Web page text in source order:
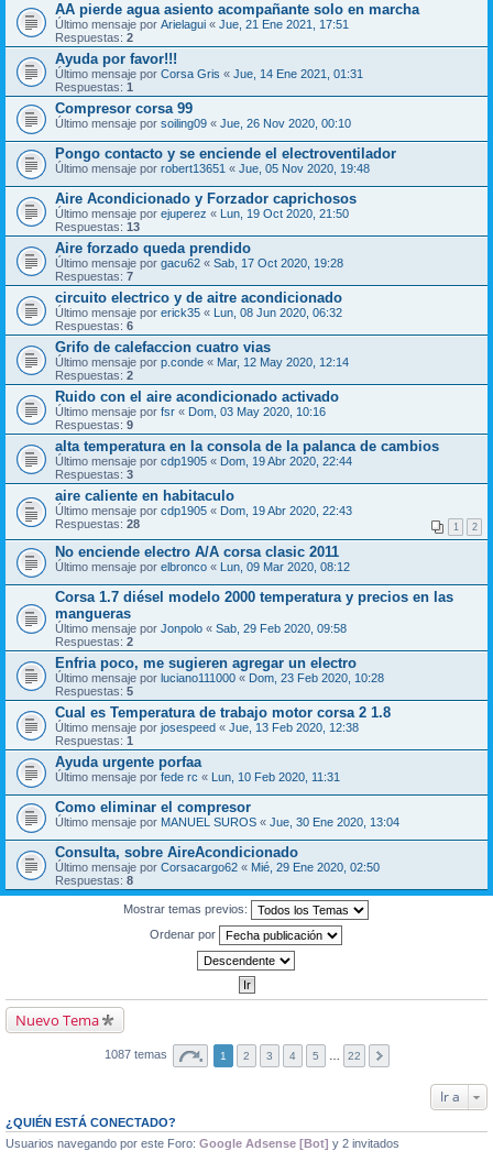
AA pierde agua asiento acompañante solo en marcha
Último mensaje por Arielagui « Jue, 21 Ene 2021, 17:51
Respuestas: 2
Ayuda por favor!!!
Último mensaje por Corsa Gris « Jue, 14 Ene 2021, 01:31
Respuestas: 1
Compresor corsa 99
Último mensaje por soiling09 « Jue, 26 Nov 2020, 00:10
Pongo contacto y se enciende el electroventilador
Último mensaje por robert13651 « Jue, 05 Nov 2020, 19:48
Aire Acondicionado y Forzador caprichosos
Último mensaje por ejuperez « Lun, 19 Oct 2020, 21:50
Respuestas: 13
Aire forzado queda prendido
Último mensaje por gacu62 « Sab, 17 Oct 2020, 19:28
Respuestas: 7
circuito electrico y de aitre acondicionado
Último mensaje por erick35 « Lun, 08 Jun 2020, 06:32
Respuestas: 6
Grifo de calefaccion cuatro vias
Último mensaje por p.conde « Mar, 12 May 2020, 12:14
Respuestas: 2
Ruido con el aire acondicionado activado
Último mensaje por fsr « Dom, 03 May 2020, 10:16
Respuestas: 9
alta temperatura en la consola de la palanca de cambios
Último mensaje por cdp1905 « Dom, 19 Abr 2020, 22:44
Respuestas: 3
aire caliente en habitaculo
Último mensaje por cdp1905 « Dom, 19 Abr 2020, 22:43
Respuestas: 28 1 2
No enciende electro A/A corsa clasic 2011
Último mensaje por elbronco « Lun, 09 Mar 2020, 08:12
Corsa 1.7 diésel modelo 2000 temperatura y precios en las
mangueras
Último mensaje por Jonpolo « Sab, 29 Feb 2020, 09:58
Respuestas: 2
Enfria poco, me sugieren agregar un electro
Último mensaje por luciano111000 « Dom, 23 Feb 2020, 10:28
Respuestas: 5
Cual es Temperatura de trabajo motor corsa 2 1.8
Último mensaje por josespeed « Jue, 13 Feb 2020, 12:38
Respuestas: 1
Ayuda urgente porfaa
Último mensaje por fede rc « Lun, 10 Feb 2020, 11:31
Como eliminar el compresor
Último mensaje por MANUEL SUROS « Jue, 30 Ene 2020, 13:04
Consulta, sobre AireAcondicionado
Último mensaje por Corsacargo62 « Mié, 29 Ene 2020, 02:50
Respuestas: 8
Mostrar temas previos:
Ordenar por
Nuevo Tema
1087 temas 1 2 3 4 5 22
Ir a
¿QUIÉN ESTÁ CONECTADO?
Usuarios navegando por este Foro: Google Adsense [Bot] y 2 invitados